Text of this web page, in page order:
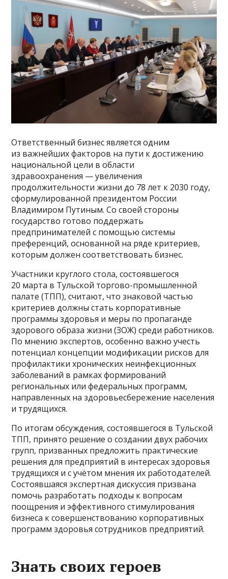
Ответственный бизнес является одним
из важнейших факторов на пути к достижению
национальной цели в области
здравоохранения — увеличения
продолжительности жизни до 78 лет к 2030 году,
сформулированной президентом России
Владимиром Путиным. Со своей стороны
государство готово поддержать
предпринимателей с помощью системы
преференций, основанной на ряде критериев,
которым должен соответствовать бизнес.
Участники круглого стола, состоявшегося
20 марта в Тульской торгово-промышленной
палате (ТПП), считают, что знаковой частью
критериев должны стать корпоративные
программы здоровья и меры по пропаганде
здорового образа жизни (ЗОЖ) среди работников.
По мнению экспертов, особенно важно учесть
потенциал концепции модификации рисков для
профилактики хронических неинфекционных
заболеваний в рамках формирований
региональных или федеральных программ,
направленных на здоровьесбережение населения
и трудящихся.
По итогам обсуждения, состоявшегося в Тульской
ТПП, принято решение о создании двух рабочих
групп, призванных предложить практические
решения для предприятий в интересах здоровья
трудящихся и с учётом мнения их работодателей.
Состоявшаяся экспертная дискуссия призвана
помочь разработать подходы к вопросам
поощрения и эффективного стимулирования
бизнеса к совершенствованию корпоративных
программ здоровья сотрудников предприятий.
Знать своих героев